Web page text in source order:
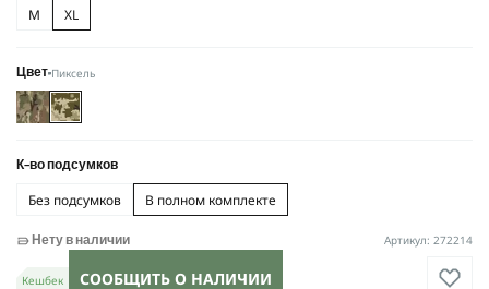
M XL
Цвет Пиксель
К-во подсумков
Без подсумков В полном комплекте
Нету в наличии Артикул: 272214
Кешбек
СООБЩИТЬ О НАЛИЧИИ